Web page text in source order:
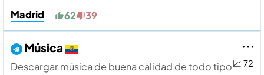
Madrid
62 39
📈 72
Música
Descargar música de buena calidad de todo tipo